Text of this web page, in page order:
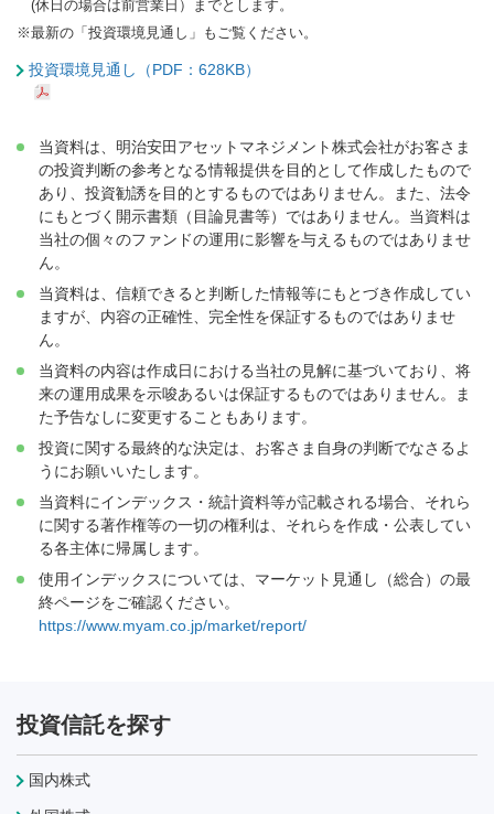
(休日の場合は前営業日）までとします。
※最新の「投資環境見通し」もご覧ください。
投資環境見通し（PDF：628KB）
当資料は、明治安田アセットマネジメント株式会社がお客さま
の投資判断の参考となる情報提供を目的として作成したもので
あり、投資勧誘を目的とするものではありません。また、法令
にもとづく開示書類（目論見書等）ではありません。当資料は
当社の個々のファンドの運用に影響を与えるものではありませ
ん。
当資料は、信頼できると判断した情報等にもとづき作成してい
ますが、内容の正確性、完全性を保証するものではありませ
ん。
当資料の内容は作成日における当社の見解に基づいており、将
来の運用成果を示唆あるいは保証するものではありません。ま
た予告なしに変更することもあります。
投資に関する最終的な決定は、お客さま自身の判断でなさるよ
うにお願いいたします。
当資料にインデックス・統計資料等が記載される場合、それら
に関する著作権等の一切の権利は、それらを作成・公表してい
る各主体に帰属します。
使用インデックスについては、マーケット見通し（総合）の最
終ページをご確認ください。
https://www.myam.co.jp/market/report/
投資信託を探す
国内株式